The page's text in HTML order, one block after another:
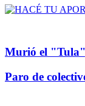
Murió el "Tula",
Paro de